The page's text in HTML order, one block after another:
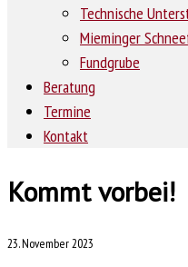
Technische
Mieminger
Fundgrube
Beratung
Termine
Kontakt
Kommt vorbei!
23. November 2023